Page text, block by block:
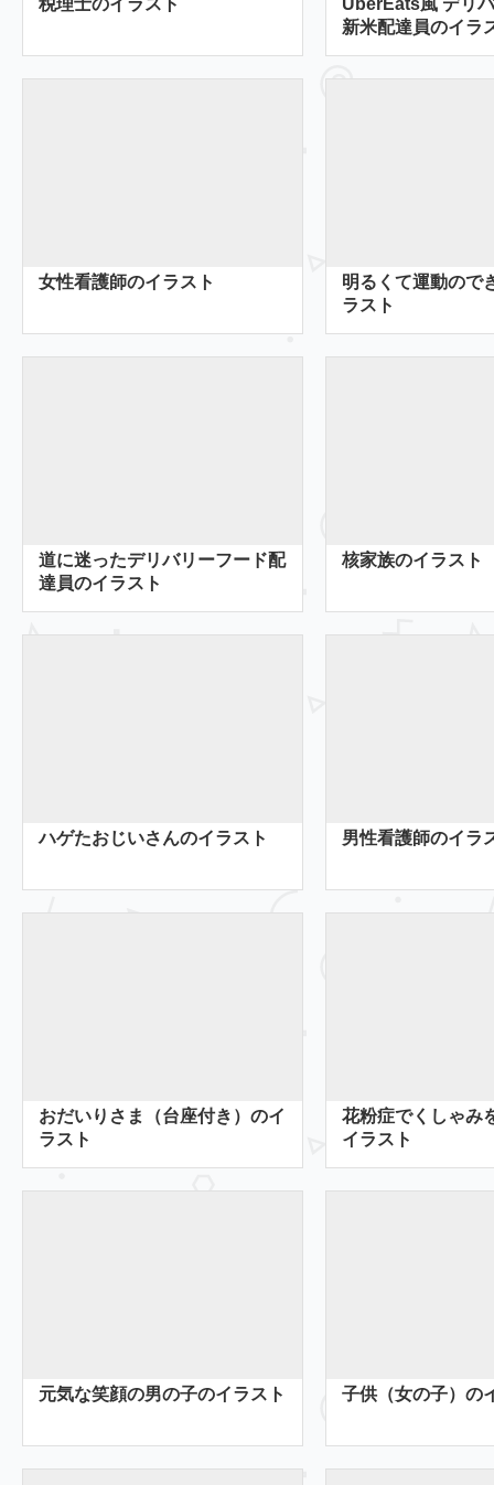
税理士のイラスト
UberEats風 デリ
新米配達員のイラ
女性看護師のイラスト
明るくて運動ので
ラスト
道に迷ったデリバリーフード配
達員のイラスト
核家族のイラスト
ハゲたおじいさんのイラスト 男性看護師のイラ
おだいりさま（台座付き）のイ
ラスト
花粉症でくしゃみ
イラスト
元気な笑顔の男の子のイラスト 子供（女の子）の